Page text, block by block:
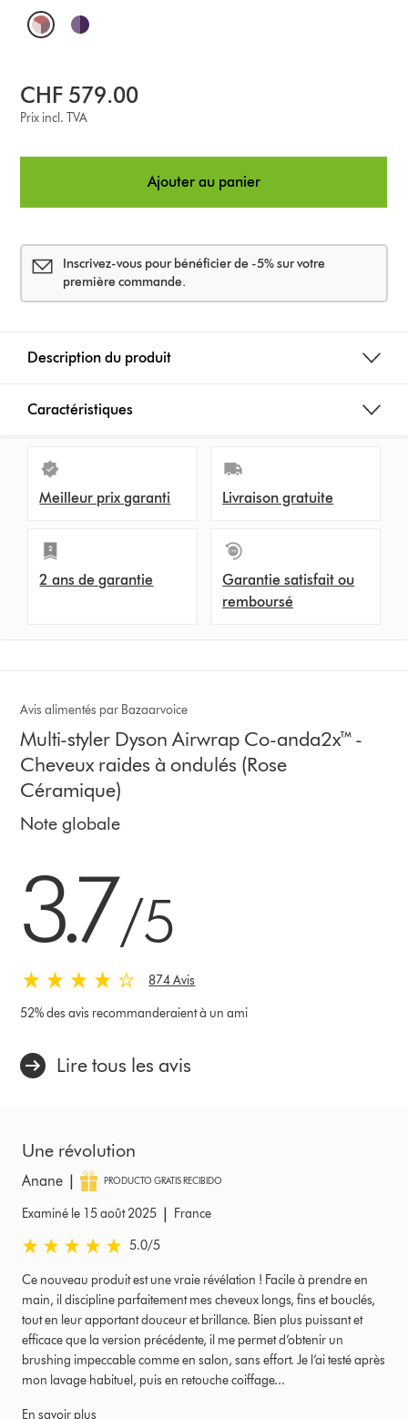
O
t
i
o
CHF 579.00
Prix incl. TVA
Ajouter au panier
Inscrivez-vous pour bénéficier de -5% sur votre
première commande.
Description du produit
Caractéristiques
Meilleur prix garanti Livraison gratuite
2 ans de garantie
Garantie satisfait ou
remboursé
Avis alimentés par Bazaarvoice
Multi-styler Dyson Airwrap Co-anda2x™ -
Cheveux raides à ondulés (Rose
Céramique)
Note globale
3.7/5
874 Avis
52% des avis recommanderaient à un ami
Lire tous les avis
Une révolution
Anane | PRODUCTO GRATIS RECIBIDO
Examiné le 15 août 2025 |
France
5.0 stars out of 5 from Examiné le 15 août 2025 Avis
5.0/5
Ce nouveau produit est une vraie révélation ! Facile à prendre en
main, il discipline parfaitement mes cheveux longs, fins et bouclés,
tout en leur apportant douceur et brillance. Bien plus puissant et
efficace que la version précédente, il me permet d’obtenir un
brushing impeccable comme en salon, sans effort. Je l’ai testé après
mon lavage habituel, puis en retouche coiffage...
En savoir plus